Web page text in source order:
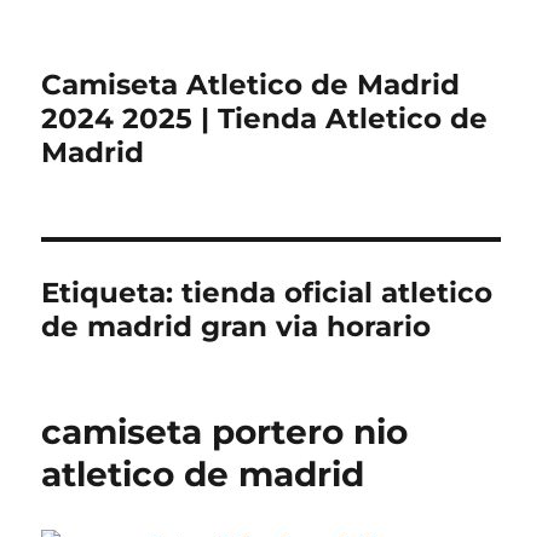
Camiseta Atletico de Madrid
2024 2025 | Tienda Atletico de
Madrid
Etiqueta:tienda oficial atletico
de madrid gran via horario
camiseta portero nio
atletico de madrid